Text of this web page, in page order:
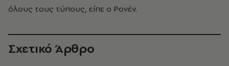
όλους τους τύπους, είπε ο Ρονέν.
Σχετικό Άρθρο